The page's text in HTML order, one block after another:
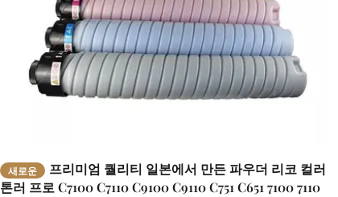
새로운
프리미엄 퀄리티 일본에서 만든 파우더 리코 컬러
톤러 프로 C7100 C7110 C9100 C9110 C751 C651 7100 7110